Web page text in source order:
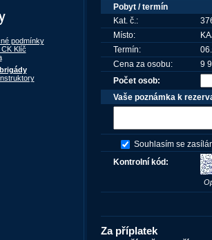
podmínky
Klíč
Pobyt / termín
Kat. č.:
Místo:
Termín:
Cena za osobu:
9
Počet osob:
Vaše poznámka k
Souhlasím se
Kontrolní kód:
Za příplatek